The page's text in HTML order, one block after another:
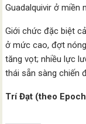
Guadalquivir ở miền
Giới chức đặc biệt
ở mức cao, đợt
tăng vọt; nhiều lực
thái sẵn sàng chiến
Trí Đạt (theo